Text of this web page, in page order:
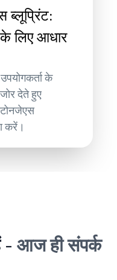
ब्लूप्रिंट:
लिए आधार
के
देते हुए
करें।
- आज ही संपर्क